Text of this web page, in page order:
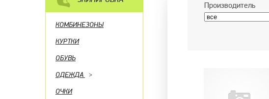
КОМБИНЕЗОНЫ
КУРТКИ
ОБУВЬ
ОДЕЖДА
>
ОЧКИ
Производитель